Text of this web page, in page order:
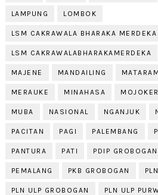
LAMPUNG LOMBOK
LSM CAKRAWALA BHARAKA MERDEKA
LSM CAKRAWALABHARAKAMERDEKA
MAJENE MANDAILING MATARAM
MERAUKE MINAHASA
MUBA NASIONAL NGANJUK
PACITAN PAGI PALEMBANG
PANTURA PATI PDIP GROBOGAN
PEMALANG PKB GROBOGAN
PLN ULP GROBOGAN PLN ULP